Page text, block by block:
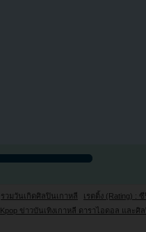
รวมวันเกิดศิลปินเกาหลี เรตติ้ง (Rating) :
Kpop ข่าวบันเทิงเกาหลี ดาราไอดอล และ